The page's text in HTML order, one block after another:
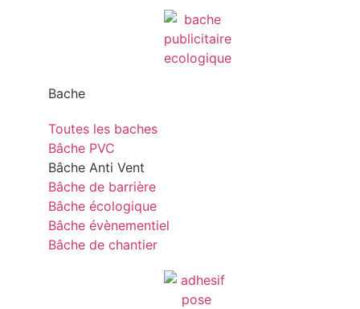
Bache
Toutes les baches
Bâche PVC
Bâche Anti Vent
Bâche de barrière
Bâche écologique
Bâche évènementiel
Bâche de chantier